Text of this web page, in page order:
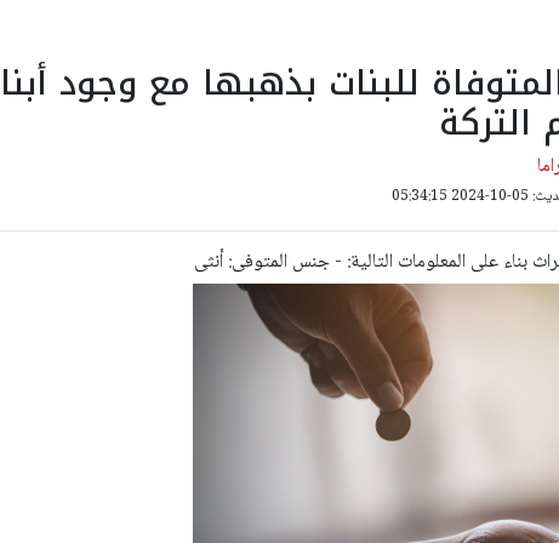
للبنات بذهبها مع وجود
05:34:15
بناء على المعلومات التالية: - جنس المتوفى: أنثى